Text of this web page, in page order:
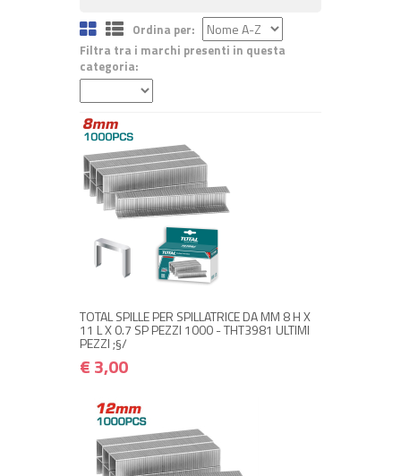
Ordina per:
Filtra tra i marchi presenti in questa
categoria:
TOTAL SPILLE PER SPILLATRICE DA MM 8 H X
11 L X 0.7 SP PEZZI 1000 - THT3981 ULTIMI
PEZZI ;§/
€ 3,00
NON DISPONIBILE A MAGAZZINO
Avvisami quando disponibile